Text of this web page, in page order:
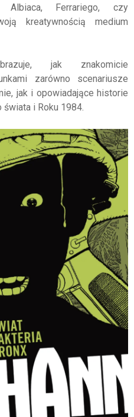
Albiaca, Ferrariego, czy
kreatywnością medium
jak znakomicie
zarówno scenariusze
jak i opowiadające historie
i Roku 1984.